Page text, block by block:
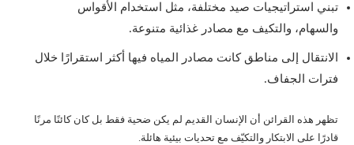
تبني استراتيجيات صيد مختلفة، مثل استخدام الأقواس
والسهام، والتكيف مع مصادر غذائية متنوعة.
الانتقال إلى مناطق كانت مصادر المياه فيها أكثر استقرارًا خلال
فترات الجفاف.
تظهر هذه القرائن أن الإنسان القديم لم يكن ضحية فقط بل كان كائنًا مرنًا
قادرًا على الابتكار والتكيّف مع تحديات بيئية هائلة.